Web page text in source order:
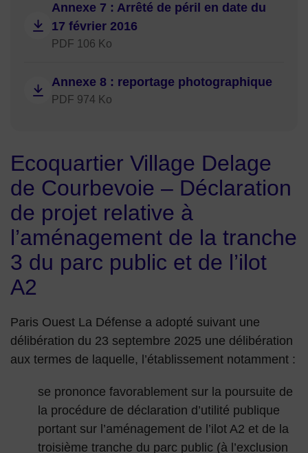
Annexe 7 : Arrêté de péril en date du
17 février 2016
PDF 106 Ko
Annexe 8 : reportage photographique
PDF 974 Ko
Ecoquartier Village Delage
de Courbevoie – Déclaration
de projet relative à
l’aménagement de la tranche
3 du parc public et de l’ilot
A2
Paris Ouest La Défense a adopté suivant une
délibération du 23 septembre 2025 une délibération
aux termes de laquelle, l’établissement notamment :
se prononce favorablement sur la poursuite de
la procédure de déclaration d’utilité publique
portant sur l’aménagement de l’ilot A2 et de la
troisième tranche du parc public (à l’exclusion